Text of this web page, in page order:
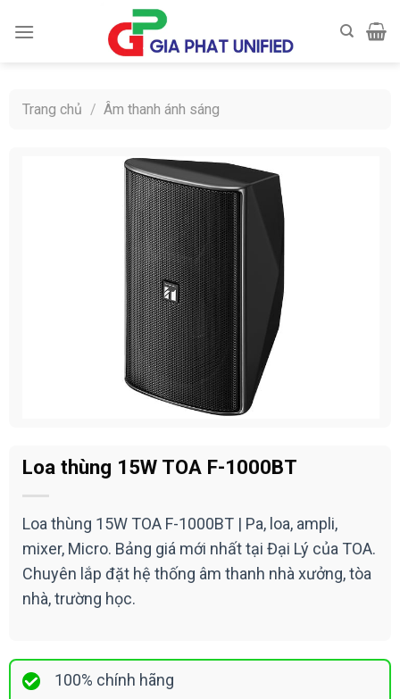
Trang chủ / Âm thanh ánh sáng
Loa thùng 15W TOA F-1000BT
Loa thùng 15W TOA F-1000BT | Pa, loa, ampli,
mixer, Micro. Bảng giá mới nhất tại Đại Lý của TOA.
Chuyên lắp đặt hệ thống âm thanh nhà xưởng, tòa
nhà, trường học.
100% chính hãng